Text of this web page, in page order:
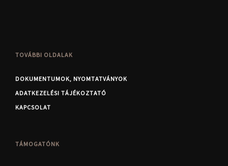
TOVÁBBI OLDALAK
DOKUMENTUMOK, NYOMTATVÁNYOK
ADATKEZELÉSI TÁJÉKOZTATÓ
KAPCSOLAT
TÁMOGATÓNK